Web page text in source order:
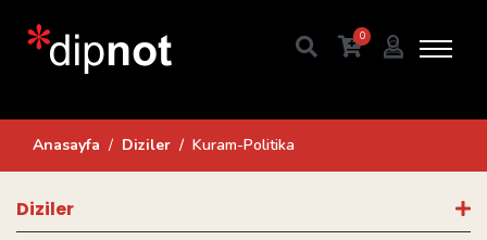
0
Anasayfa Diziler Kuram-Politika
Diziler